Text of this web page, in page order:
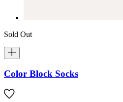
Sold Out
Color Block Socks